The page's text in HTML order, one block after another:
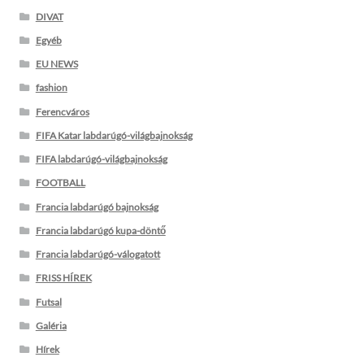
DIVAT
Egyéb
EU NEWS
fashion
Ferencváros
FIFA Katar labdarúgó-világbajnokság
FIFA labdarúgó-világbajnokság
FOOTBALL
Francia labdarúgó bajnokság
Francia labdarúgó kupa-döntő
Francia labdarúgó-válogatott
FRISS HÍREK
Futsal
Galéria
Hírek